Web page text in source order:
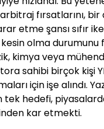
fırsatlarını, bir
etme şansı sıfır
kesin olma
kimya veya
sahibi birçok kişi
için işe alındı.
tek hedefi,
kar etmekti.